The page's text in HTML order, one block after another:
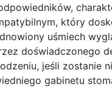
który
uśmiech
doświadczonego
jeśli zostanie
gabinetu